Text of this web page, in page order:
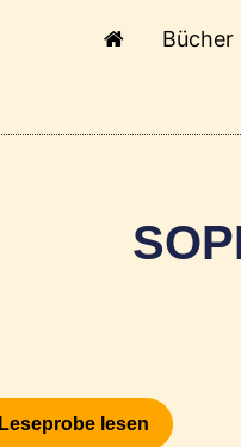
Bücher
Leseprobe lesen